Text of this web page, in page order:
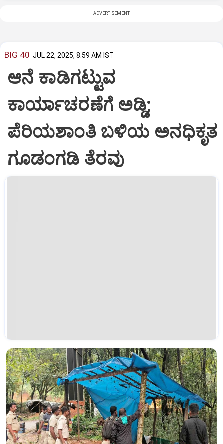
ADVERTISEMENT
BIG 40 JUL 22, 2025, 8:59 AM IST
ಆನೆ ಕಾಡಿಗಟ್ಟುವ
ಕಾರ್ಯಾಚರಣೆಗೆ ಅಡ್ಡಿ;
ಪೆರಿಯಶಾಂತಿ ಬಳಿಯ ಅನಧಿಕೃತ
ಗೂಡಂಗಡಿ ತೆರವು